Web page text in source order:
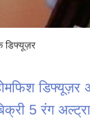
डिफ्यूज़र
डिफ्यूज़र
5 रंग